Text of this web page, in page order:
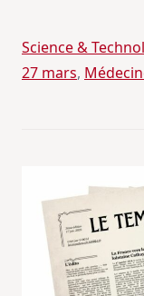
Science &
27 mars,